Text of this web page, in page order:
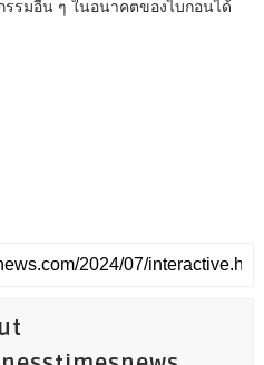
รมอื่น ๆ ในอนาคตของไบกอนได้